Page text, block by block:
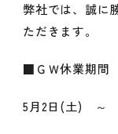
弊社では、誠に
ただきます。
■ＧＷ休業期間
5月2日(土) ～